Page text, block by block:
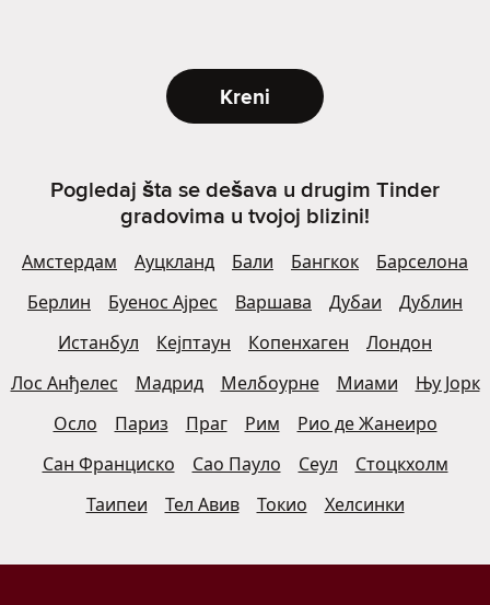
Kreni
Pogledaj šta se dešava u drugim Tinder
gradovima u tvojoj blizini!
Амстердам Ауцкланд Бали Бангкок
Барселона
Берлин
Буенос Ајрес Варшава Дубаи
Дублин
Истанбул
Кејптаун Копенхаген
Лондон
Лос Анђелес
Мадрид Мелбоурне Миами
Њу Јорк
Осло
Париз Праг Рим
Рио де Жанеиро
Сан Франциско
Сао Пауло Сеул
Стоцкхолм
Таипеи
Тел Авив Токио Хелсинки